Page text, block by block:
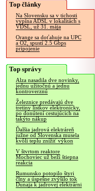
Top články
Na Slovensku sa v tichosti
vypína ADSL v lokalitách s
VDSL, už 31. mája
Orange sa doťahuje na UPC
a O2, spustí 2.5 Gbps
pripojenie
Top správy
Alza nasadila dve novinky,
jednu užitočnú a jednu
kontroverznú
Železnice predávajú dve
tretiny lístkov elektronicky,
po donútení cestujúcich na
takýto nákup
Ďalšia jadrová elektráreň
južne od Slovenska musela
kvôli teplu znížiť výkon
V štvrtom reaktore
Mochoviec už beží štiepna
reakcia
Rumunsko potopilo štyri
člny a úspešne zvýšilo tok
Dunaja k jadrovej elektrárni